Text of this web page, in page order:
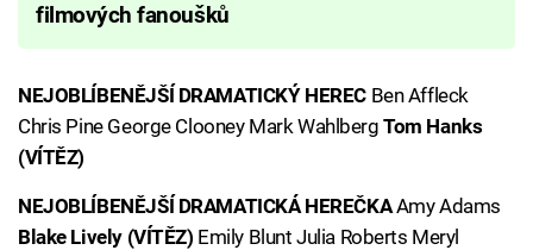
filmových fanoušků
NEJOBLÍBENĚJŠÍ DRAMATICKÝ HERECBen Affleck
Chris Pine George Clooney Mark WahlbergTom Hanks
(VÍTĚZ)
NEJOBLÍBENĚJŠÍ DRAMATICKÁ HEREČKAAmy Adams
Blake Lively (VÍTĚZ) Emily Blunt Julia Roberts Meryl